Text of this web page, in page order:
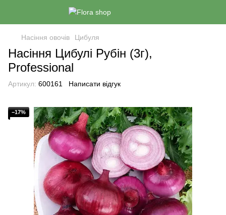
Насіння овочів Цибуля
Насіння Цибулі Рубін (3г),
Professional
Артикул: 600161 Написати відгук
−17%